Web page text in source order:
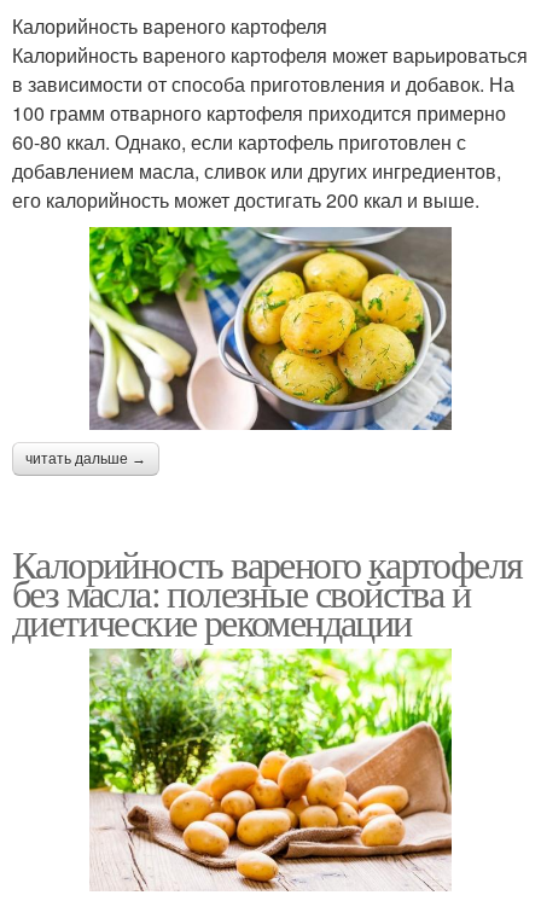
Калорийность вареного картофеля
Калорийность вареного картофеля может варьироваться
в зависимости от способа приготовления и добавок. На
100 грамм отварного картофеля приходится примерно
60-80 ккал. Однако, если картофель приготовлен с
добавлением масла, сливок или других ингредиентов,
его калорийность может достигать 200 ккал и выше.
читать дальше →
Калорийность вареного картофеля
без масла: полезные свойства и
диетические рекомендации